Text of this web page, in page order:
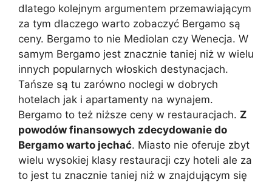
dlatego kolejnym argumentem przemawiającym
za tym dlaczego warto zobaczyć Bergamo są
ceny. Bergamo to nie Mediolan czy Wenecja. W
samym Bergamo jest znacznie taniej niż w wielu
innych popularnych włoskich destynacjach.
Tańsze są tu zarówno noclegi w dobrych
hotelach jak i apartamenty na wynajem.
Bergamo to też niższe ceny w restauracjach. Z
powodów finansowych zdecydowanie do
Bergamo warto jechać. Miasto nie oferuje zbyt
wielu wysokiej klasy restauracji czy hoteli ale za
to jest tu znacznie taniej niż w znajdującym się